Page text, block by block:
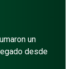
un
desde